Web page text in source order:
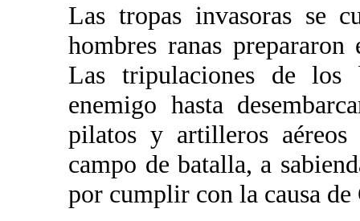
Las tropas invasoras se
hombres ranas
Las tripulaciones de los
enemigo hasta
pilatos y artilleros
campo de batalla, a
por cumplir con la causa de